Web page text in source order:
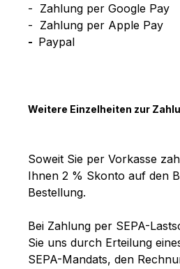
- Zahlung per Google Pay
- Zahlung per Apple Pay
- Paypal
Weitere Einzelheiten zur
Soweit Sie per Vorkasse
Ihnen 2 % Skonto auf den
Bestellung.
Bei Zahlung per SEPA-
Sie uns durch Erteilung
SEPA-Mandats, den